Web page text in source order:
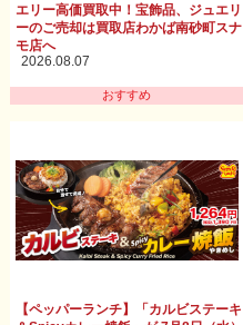
エリー高価買取中！宝飾品、ジュエリ
ーのご売却は買取店わかば南砂町スナ
モ店へ
2026.08.07
おすすめ
【ペッパーランチ】「カルビステーキ